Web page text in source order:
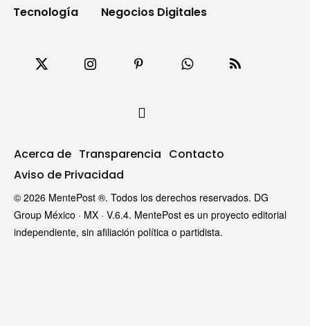
Tecnología
Negocios Digitales
Acerca de Transparencia Contacto
Aviso de Privacidad
© 2026 MentePost ®. Todos los derechos reservados. DG
Group México · MX · V.6.4. MentePost es un proyecto editorial
independiente, sin afiliación política o partidista.